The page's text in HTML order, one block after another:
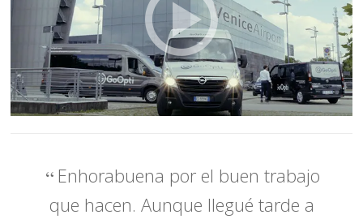
Enhorabuena por el buen trabajo
que hacen. Aunque llegué tarde a